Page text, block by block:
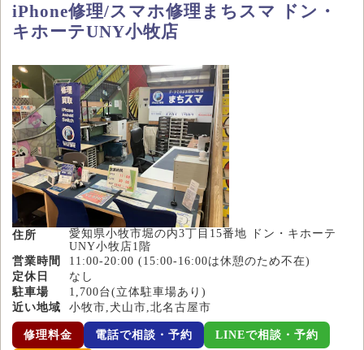
iPhone修理/スマホ修理まちスマ ドン・
キホーテUNY小牧店
住所
愛知県小牧市堀の内3丁目15番地 ドン・キホーテ
UNY小牧店1階
営業時間
11:00-20:00 (15:00-16:00は休憩のため不在)
定休日
なし
駐車場
1,700台(立体駐車場あり)
近い地域
小牧市,犬山市,北名古屋市
修理料金 電話で相談・予約 LINEで相談・予約